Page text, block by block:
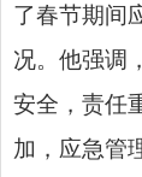
了春节期间
况。他强调
安全，责任
加，应急管